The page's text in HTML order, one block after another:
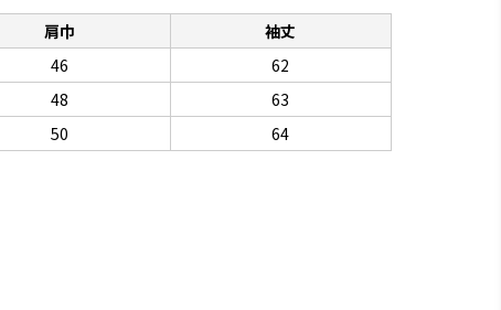
肩巾
袖丈
46
62
48
63
50 64